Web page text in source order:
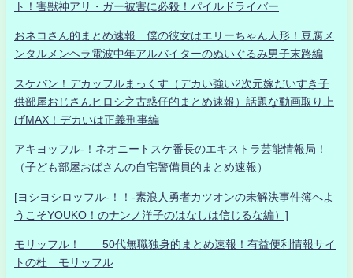
ト！害獣神アリ・ガー被害に必殺！パイルドライバー
おネコさん的まとめ速報 僕の彼女はエリーちゃん人形！豆腐メ
ンタルメンヘラ電波中年アルバイターのぬいぐるみ男子末路編
スケバン！デカッフルまっくす（デカい強い2次元嫁だいすき子
供部屋おじさんヒロシ之古惑仔的まとめ速報）話題な動画取り上
げMAX！デカいは正義刑事編
アキヨッフル-！ネオニートスケ番長のエキストラ芸能情報局！
（子ども部屋おばさんの自宅警備員的まとめ速報）
[ヨシヨシロッフル-！！-素浪人勇者カツオンの未解決事件簿へよ
うこそYOUKO！のナンノ洋子のはなしは信じるな編）]
モリッフル！ 50代無職独身的まとめ速報！有益便利情報サイ
トの杜 モリッフル